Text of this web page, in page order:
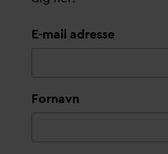
E-mail adresse
Fornavn